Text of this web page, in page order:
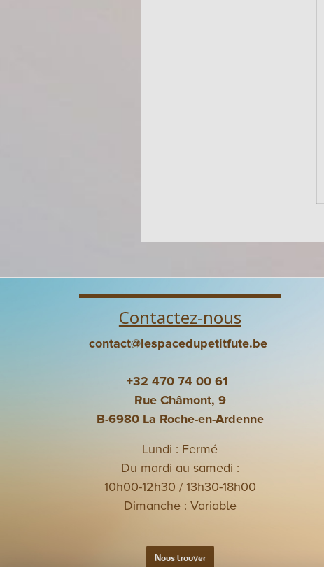
Contactez-nous
contact@lespacedupetitfute.be
+32 470 74 00 61
Rue Châmont, 9
B-6980 La Roche-en-Ardenne
Lundi : Fermé
Du mardi au samedi :
10h00-12h30 / 13h30-18h00
Dimanche : Variable
Nous trouver